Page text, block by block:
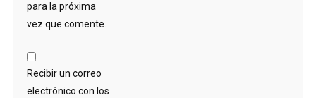
para la próxima
vez que comente.
Recibir un correo
electrónico con los